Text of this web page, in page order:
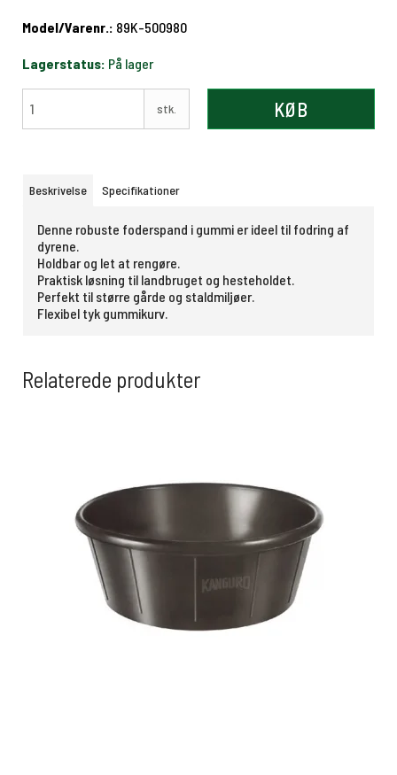
Model/Varenr.: 89K-500980
Lagerstatus: På lager
stk. KØB
Beskrivelse Specifikationer
Denne robuste foderspand i gummi er ideel til fodring af
dyrene.
Holdbar og let at rengøre.
Praktisk løsning til landbruget og hesteholdet.
Perfekt til større gårde og staldmiljøer.
Flexibel tyk gummikurv.
Relaterede produkter